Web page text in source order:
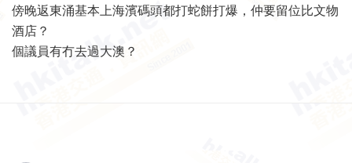
傍晚返東涌基本上海濱碼頭都打蛇餅打爆，仲要留位比文物
酒店？
個議員有冇去過大澳？